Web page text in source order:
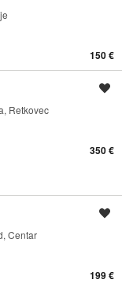
150 €
Retkovec
350 €
Centar
199 €